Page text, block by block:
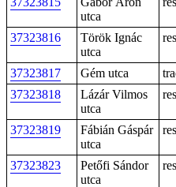
utca
37323816
Török Ignác
utca
37323817 Gém utca
37323818
Lázár Vilmos
utca
37323819
Fábián Gáspár
utca
37323823
Petőfi Sándor
utca